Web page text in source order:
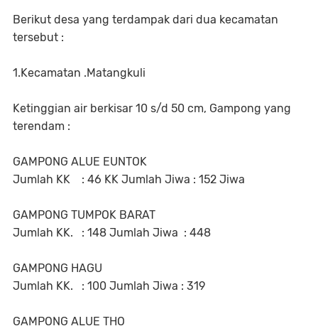
Berikut desa yang terdampak dari dua kecamatan
tersebut :
1.Kecamatan .Matangkuli
Ketinggian air berkisar 10 s/d 50 cm, Gampong yang
terendam :
GAMPONG ALUE EUNTOK
Jumlah KK : 46 KK Jumlah Jiwa : 152 Jiwa
GAMPONG TUMPOK BARAT
Jumlah KK. : 148 Jumlah Jiwa : 448
GAMPONG HAGU
Jumlah KK. : 100 Jumlah Jiwa : 319
GAMPONG ALUE THO